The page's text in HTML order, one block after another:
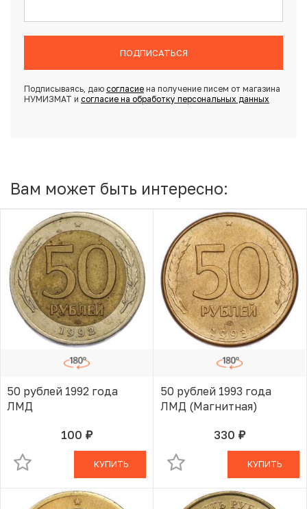
ПОДПИСАТЬСЯ
Подписываясь, даю согласиена получение писем от магазина
НУМИЗМАТ и согласие на обработку персональных данных
Вам может быть интересно:
50 рублей 1992 года
ЛМД
100 руб.В КОРЗИНЕ
КУПИТЬ
50 рублей 1993 года
ЛМД (Магнитная)
330 руб.В КОРЗИНЕ
КУПИТЬ